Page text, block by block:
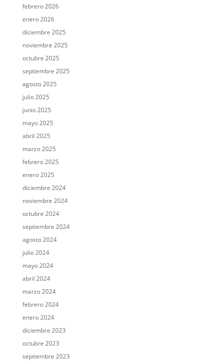
febrero 2026
enero 2026
diciembre 2025
noviembre 2025
octubre 2025
septiembre 2025
agosto 2025
julio 2025
junio 2025
mayo 2025
abril 2025
marzo 2025
febrero 2025
enero 2025
diciembre 2024
noviembre 2024
octubre 2024
septiembre 2024
agosto 2024
julio 2024
mayo 2024
abril 2024
marzo 2024
febrero 2024
enero 2024
diciembre 2023
octubre 2023
septiembre 2023